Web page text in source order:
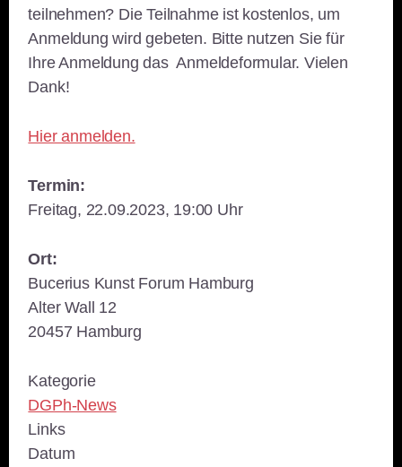
teilnehmen? Die Teilnahme ist kostenlos, um
Anmeldung wird gebeten. Bitte nutzen Sie für
Ihre Anmeldung das Anmeldeformular. Vielen
Dank!
Hier anmelden.
Termin:
Freitag, 22.09.2023, 19:00 Uhr
Ort:
Bucerius Kunst Forum Hamburg
Alter Wall 12
20457 Hamburg
Kategorie
DGPh-News
Links
Datum